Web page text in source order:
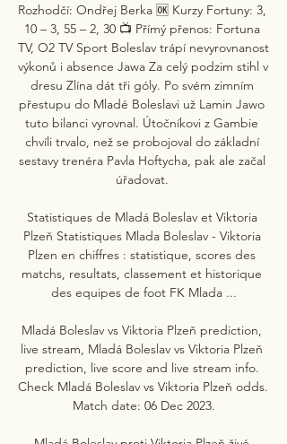
Rozhodčí: Ondřej Berka 🆗 Kurzy Fortuny: 3,
10 – 3, 55 – 2, 30 📺 Přímý přenos: Fortuna
TV, O2 TV Sport Boleslav trápí nevyrovnanost
výkonů i absence Jawa Za celý podzim stihl v
dresu Zlína dát tři góly. Po svém zimním
přestupu do Mladé Boleslavi už Lamin Jawo
tuto bilanci vyrovnal. Útočníkovi z Gambie
chvíli trvalo, než se probojoval do základní
sestavy trenéra Pavla Hoftycha, pak ale začal
úřadovat.
Statistiques de Mladá Boleslav et Viktoria
Plzeň Statistiques Mlada Boleslav - Viktoria
Plzen en chiffres : statistique, scores des
matchs, resultats, classement et historique
des equipes de foot FK Mlada ...
Mladá Boleslav vs Viktoria Plzeň prediction,
live stream, Mladá Boleslav vs Viktoria Plzeň
prediction, live score and live stream info.
Check Mladá Boleslav vs Viktoria Plzeň odds.
Match date: 06 Dec 2023.